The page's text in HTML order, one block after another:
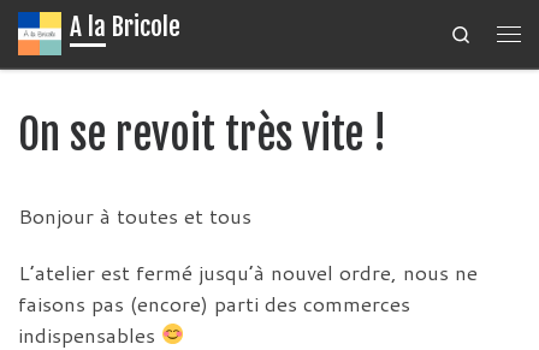
Passer au contenu
A la Bricole
Search
On se revoit très vite !
Bonjour à toutes et tous
L’atelier est fermé jusqu’à nouvel ordre, nous ne
faisons pas (encore) parti des commerces
indispensables